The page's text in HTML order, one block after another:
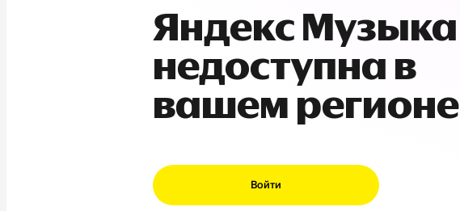
Яндекс Музыка
недоступна в
вашем регионе
Войти